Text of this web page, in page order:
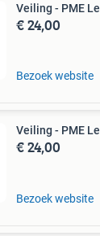
Veiling - PME
€ 24,00
Bezoek website
Veiling - PME
€ 24,00
Bezoek website